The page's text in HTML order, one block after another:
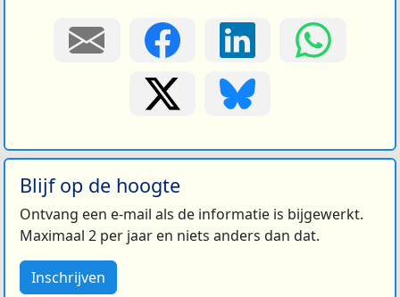
Blijf op de hoogte
Ontvang een e-mail als de informatie is bijgewerkt.
Maximaal 2 per jaar en niets anders dan dat.
Inschrijven